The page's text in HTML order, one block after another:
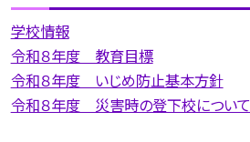
学校情報
令和８年度 教育目標
令和８年度 いじめ防止基本方針
令和８年度 災害時の登下校について